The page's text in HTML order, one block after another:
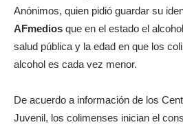
Anónimos, quien pidió guardar su
AFmedios que en el estado el
salud pública y la edad en que los
alcohol es cada vez menor.
De acuerdo a información de los
Juvenil, los colimenses inician el